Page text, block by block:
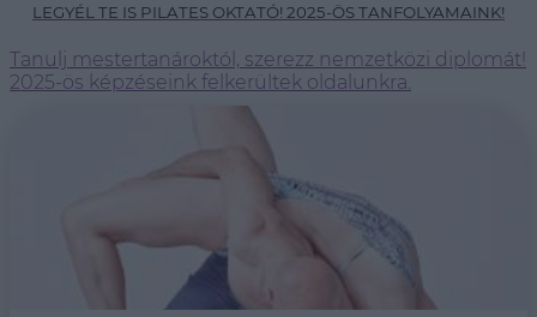
LEGYÉL TE IS PILATES OKTATÓ! 2025-ÖS TANFOLYAMAINK!
Tanulj mestertanároktól, szerezz nemzetközi diplomát!
2025-ös képzéseink felkerültek oldalunkra.